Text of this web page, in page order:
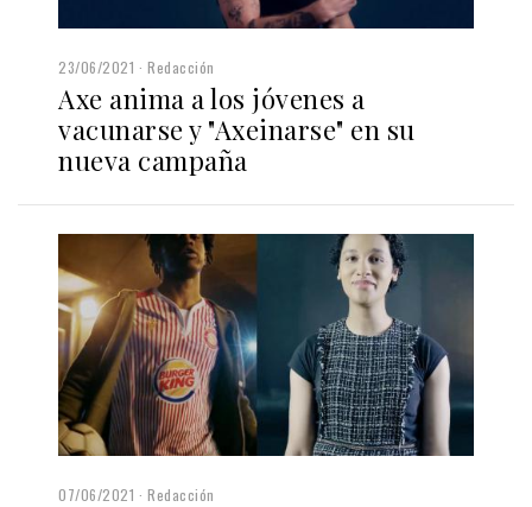
23/06/2021 Redacción
Axe anima a los jóvenes a
vacunarse y "Axeinarse" en su
nueva campaña
07/06/2021 Redacción